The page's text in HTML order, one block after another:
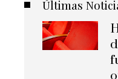
Últimas